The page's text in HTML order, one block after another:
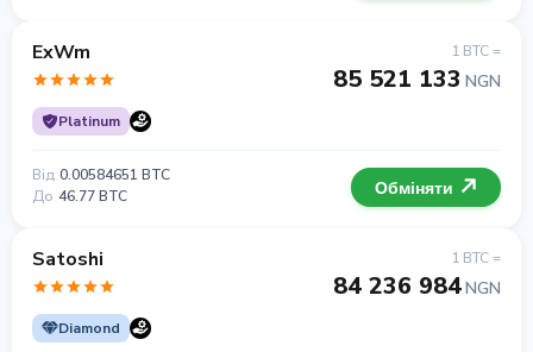
ExWm
Platinum
1 BTC =
85 521 133 NGN
Від 0.00584651 BTC
До 46.77 BTC Обміняти
Satoshi
Diamond
1 BTC =
84 236 984NGN